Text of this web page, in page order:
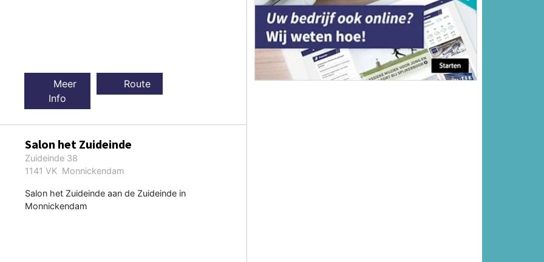
Meer
Info
Route
Salon het Zuideinde
Zuideinde 38
1141 VK Monnickendam
Salon het Zuideinde aan de Zuideinde in
Monnickendam